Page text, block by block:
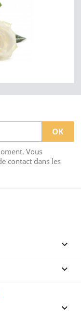
Vous
contact dans les


